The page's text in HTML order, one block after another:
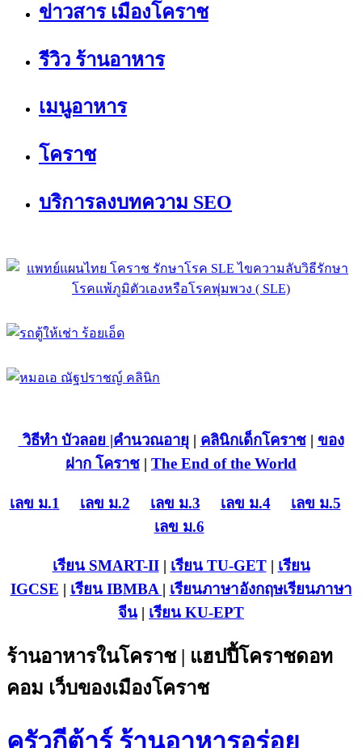
ข่าวสาร เมืองโคราช
รีวิว ร้านอาหาร
เมนูอาหาร
โคราช
บริการลงบทความ SEO
วิธีทำ บัวลอย |คำนวณอายุ | คลินิกเด็กโคราช| ของ
ฝาก โคราช | The End of the World
เลข ม.1 เลข ม.2 เลข ม.3 เลข ม.4
เลข ม.5
เลข ม.6
เรียน SMART-II| เรียน TU-GET| เรียน
IGCSE | เรียน IBMBA | เรียนภาษาอังกฤษเรียนภาษา
จีน | เรียน KU-EPT
ร้านอาหารในโคราช | แฮปปี้โคราชดอท
คอม เว็บของเมืองโคราช
ครัวกีต้าร์ ร้านอาหารอร่อย